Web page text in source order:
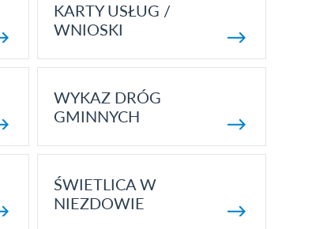
KARTY USŁUG /
WNIOSKI
WYKAZ DRÓG
GMINNYCH
ŚWIETLICA W
NIEZDOWIE